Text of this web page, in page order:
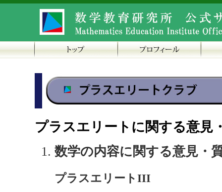
プラスエリートに関する意見
数学の内容に関する意見・
プラスエリートIII